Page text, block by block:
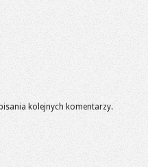
kolejnych komentarzy.